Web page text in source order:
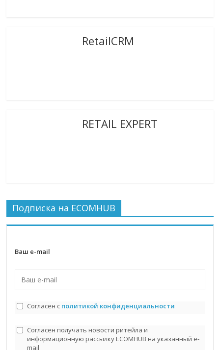
RetailCRM
RETAIL EXPERT
Подписка на ECOMHUB
Ваш e-mail
Согласен с политикой конфиденциальности
Согласен получать новости ритейла и
информационную рассылку ECOMHUB на указанный e-
mail